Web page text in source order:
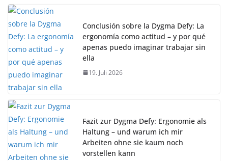
Conclusión sobre la Dygma Defy: La
ergonomía como actitud – y por qué
apenas puedo imaginar trabajar sin
ella
19. Juli 2026
Fazit zur Dygma Defy: Ergonomie als
Haltung – und warum ich mir
Arbeiten ohne sie kaum noch
vorstellen kann